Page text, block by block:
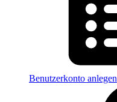
Benutzerkonto anlegen